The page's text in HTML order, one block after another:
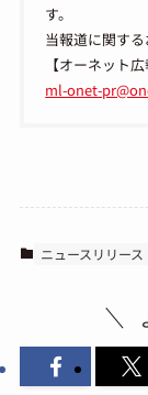
す。
当報道に関す
【オーネット
ml-onet-
ニュースリリース